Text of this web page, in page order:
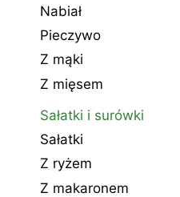
Nabiał
Pieczywo
Z mąki
Z mięsem
Sałatki i surówki
Sałatki
Z ryżem
Z makaronem